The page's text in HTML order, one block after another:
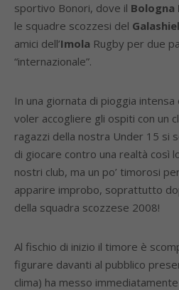
sportivo Bonori, dove il Bologna
le squadre scozzesi del
amici dell’Imola Rugby per due
“internazionale”.
In una giornata di pioggia
voler accogliere gli ospiti con un
ragazzi della nostra Under 15 si
di giocare contro una realtà così
nostri club, ma un po’ timorosi
apparire improbo, soprattutto
della squadra scozzese 2008!
Al fischio di inizio il timore è
figurare davanti al pubblico
clima) ha messo